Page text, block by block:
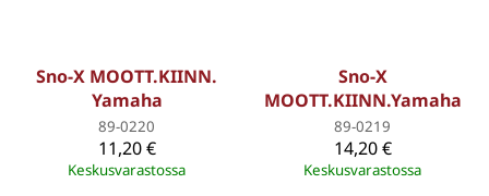
Sno-X MOOTT.KIINN.
Yamaha
89-0220
11,20 €
Keskusvarastossa
Sno-X
MOOTT.KIINN.Yamaha
89-0219
14,20 €
Keskusvarastossa